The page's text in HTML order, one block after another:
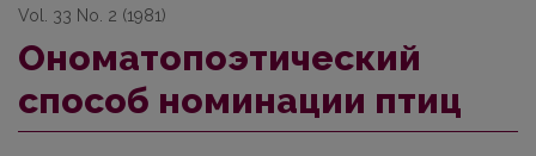
Vol. 33 No. 2 (1981)
Ономатопоэтический
способ номинации птиц